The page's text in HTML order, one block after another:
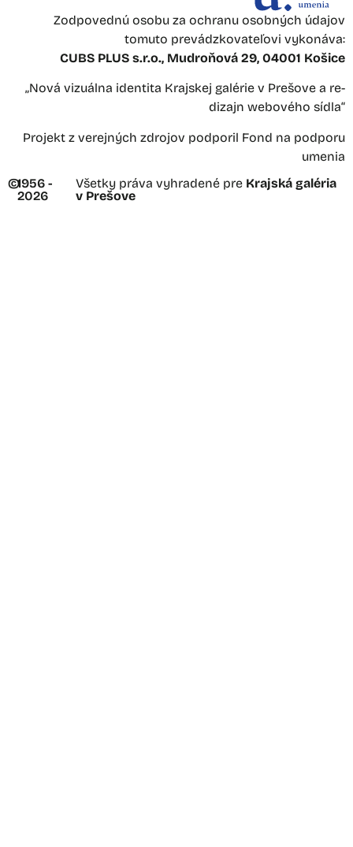
Zodpovednú osobu za ochranu osobných údajov
tomuto prevádzkovateľovi vykonáva:
CUBS PLUS s.r.o., Mudroňová 29, 04001 Košice
„Nová vizuálna identita Krajskej galérie v Prešove a re-
dizajn webového sídla“
Projekt z verejných zdrojov podporil Fond na podporu
umenia
©1956 -
2026
Všetky práva vyhradené pre Krajská galéria
v Prešove